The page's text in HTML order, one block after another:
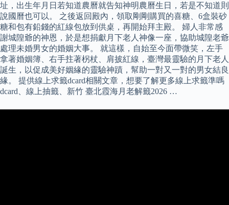
址，出生年月日若知道農曆就告知神明農曆生日，若是不知道則
說國曆也可以。 之後返回殿內，領取剛剛購買的喜糖、6盒裝砂
糖和包有鉛錢的紅線包放到供桌，再開始拜主殿。 婦人非常感
謝城隍爺的神恩，於是想捐獻月下老人神像一座，協助城隍老爺
處理未婚男女的婚姻大事。 就這樣，自始至今面帶微笑，左手
拿著婚姻簿、右手拄著柺杖、肩披紅線，臺灣最靈驗的月下老人
誕生，以促成美好姻緣的靈驗神蹟，幫助一對又一對的男女結良
緣。 提供線上求籤dcard相關文章，想要了解更多線上求籤準嗎
dcard、線上抽籤、新竹 臺北霞海月老解籤2026 …